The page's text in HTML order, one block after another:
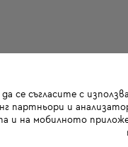
да се съгласите с
партньори и
и на мобилното